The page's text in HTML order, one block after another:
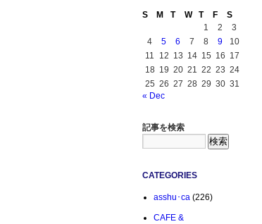
S M T W T F
S
1
2
3
4
5 6 7 8 9
10
11
12 13 14 15 16 17
18 19 20 21 22 23 24
25 26 27 28 29 30 31
« Dec
記事を検索
CATEGORIES
asshu･ca (226)
CAFE &